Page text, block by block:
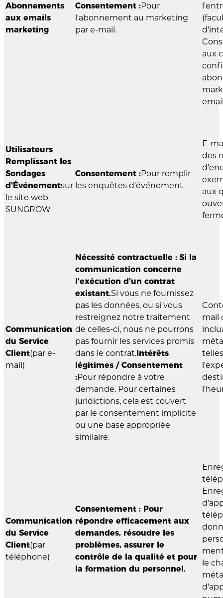
Abonnements
aux emails
marketing
Consentement :Pour
l'abonnement au marketing
par e-mail.
aux
Utilisateurs
Remplissant les
Sondages
d'Événementsur
le site web
SUNGROW
Consentement :Pour remplir
les enquêtes d'événement.
E-
des
aux
Communication
du Service
Client(par e-
mail)
Nécessité contractuelle : Si la
communication concerne
l'exécution d'un contrat
existant.Si vous ne fournissez
pas les données, ou si vous
restreignez notre traitement
de celles-ci, nous ne pourrons
pas fournir les services promis
dans le contrat.Intérêts
légitimes / Consentement
:Pour répondre à votre
demande. Pour certaines
juridictions, cela est couvert
par le consentement implicite
ou une base appropriée
similaire.
mail
Communication
du Service
Client(par
téléphone)
Consentement : Pour
répondre efficacement aux
demandes, résoudre les
problèmes, assurer le
contrôle de la qualité et pour
la formation du personnel.
le